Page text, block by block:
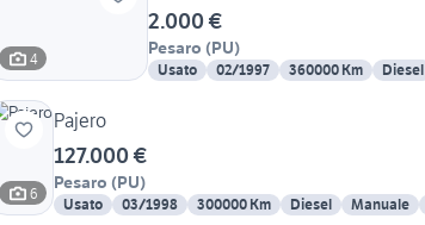
4
2.000 €
Pesaro (PU)
Usato 02/1997 360000 Km Diesel
6
Pajero
127.000 €
Pesaro (PU)
Usato 03/1998 300000 Km Diesel Manuale